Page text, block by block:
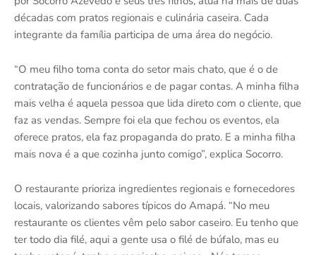
décadas com pratos regionais e culinária caseira. Cada
integrante da família participa de uma área do negócio.
“O meu filho toma conta do setor mais chato, que é o de
contratação de funcionários e de pagar contas. A minha filha
mais velha é aquela pessoa que lida direto com o cliente, que
faz as vendas. Sempre foi ela que fechou os eventos, ela
oferece pratos, ela faz propaganda do prato. E a minha filha
mais nova é a que cozinha junto comigo”, explica Socorro.
O restaurante prioriza ingredientes regionais e fornecedores
locais, valorizando sabores típicos do Amapá. “No meu
restaurante os clientes vêm pelo sabor caseiro. Eu tenho que
ter todo dia filé, aqui a gente usa o filé de búfalo, mas eu